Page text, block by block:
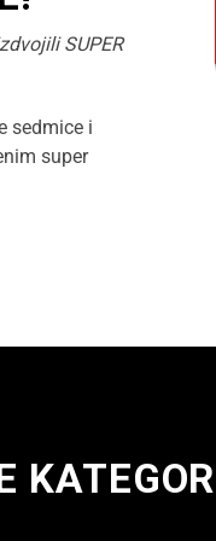
SUPER
sedmice i
super